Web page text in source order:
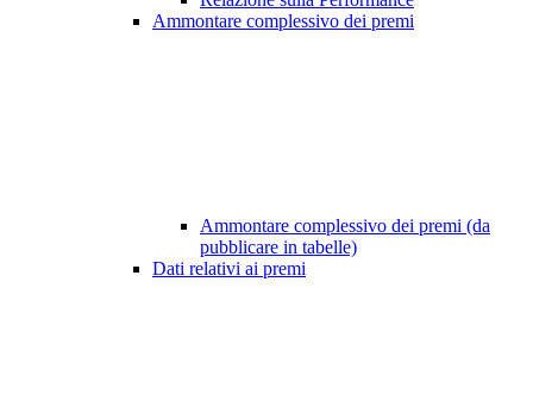
Ammontare complessivo dei premi
Ammontare complessivo dei premi (da
pubblicare in tabelle)
Dati relativi ai premi